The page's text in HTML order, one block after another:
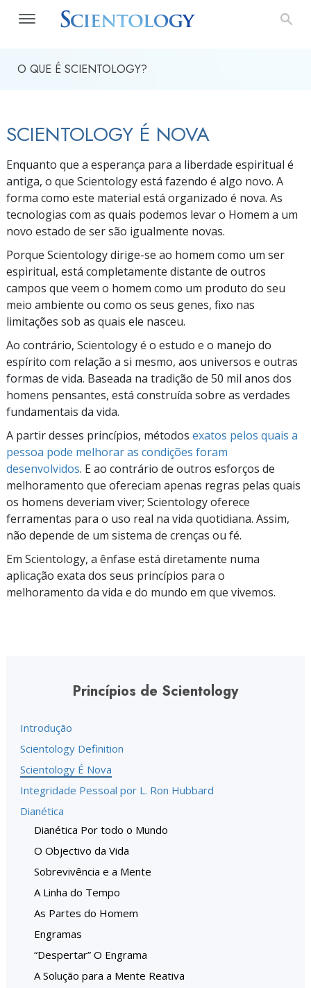
O QUE É SCIENTOLOGY?
SCIENTOLOGY É NOVA
Enquanto que a esperança para a liberdade espiritual é
antiga, o que Scientology está fazendo é algo novo. A
forma como este material está organizado é nova. As
tecnologias com as quais podemos levar o Homem a um
novo estado de ser são igualmente novas.
Porque Scientologydirige-se ao homem como um ser
espiritual, está completamente distante de outros
campos que veem o homem como um produto do seu
meio ambiente ou como os seus genes, fixo nas
limitações sob as quais ele nasceu.
Ao contrário, Scientology é o estudo e o manejo do
espírito com relação a si mesmo, aos universos e outras
formas de vida. Baseada na tradição de 50 mil anos dos
homens pensantes, está construída sobre as verdades
fundamentais da vida.
A partir desses princípios, métodos exatos pelos quais a
pessoa pode melhorar as condições foram
desenvolvidos. E ao contrário de outros esforços de
melhoramento que ofereciam apenas regras pelas quais
os homens deveriam viver; Scientology oferece
ferramentas para o uso real na vida quotidiana. Assim,
não depende de um sistema de crenças ou fé.
Em Scientology, a ênfase está diretamente numa
aplicação exata dos seus princípios para o
melhoramento da vida e do mundo em que vivemos.
Princípios de Scientology
Introdução
Scientology Definition
Scientology É Nova
Integridade Pessoal por L. Ron Hubbard
Dianética
Dianética Por todo o Mundo
O Objectivo da Vida
Sobrevivência e a Mente
A Linha do Tempo
As Partes do Homem
Engramas
“Despertar” O Engrama
A Solução para a Mente Reativa